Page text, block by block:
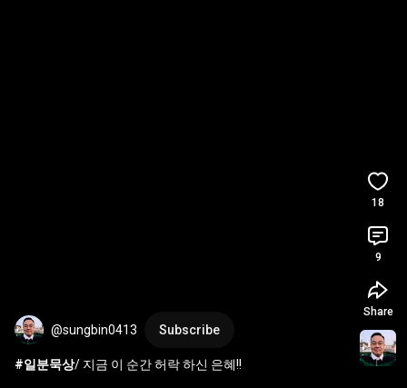
@sungbin0413 Subscribe
#일분묵상/ 지금 이 순간 허락 하신 은혜!!
18
9
Share